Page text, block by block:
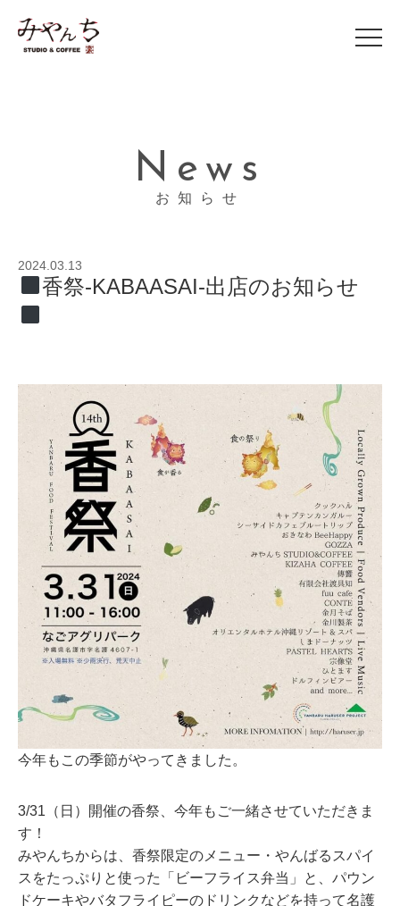
News
お知らせ
2024.03.13
香祭-KABAASAI-出店のお知らせ
今年もこの季節がやってきました。
3/31（日）開催の香祭、今年もご一緒させていただきま
す！
みやんちからは、香祭限定のメニュー・やんばるスパイ
スをたっぷりと使った「ビーフライス弁当」と、パウン
ドケーキやバタフライピーのドリンクなどを持って名護